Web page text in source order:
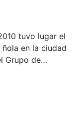
tuvo lugar el
en la ciudad
Grupo de
Españoles
desde el
de la Universidad